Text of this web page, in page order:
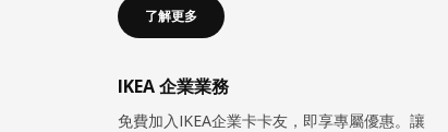
了解更多
IKEA 企業業務
免費加入IKEA企業卡卡友，即享專屬優惠。讓